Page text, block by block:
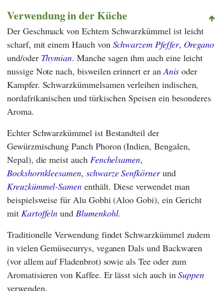
Verwendung in der Küche
Der Geschmack von Echtem Schwarzkümmel ist leicht
scharf, mit einem Hauch von Schwarzem Pfeffer, Oregano
und/oder Thymian. Manche sagen ihm auch eine leicht
nussige Note nach, bisweilen erinnert er anAnis oder
Kampfer. Schwarzkümmelsamen verleihen indischen,
nordafrikanischen und türkischen Speisen ein besonderes
Aroma.
Echter Schwarzkümmel ist Bestandteil der
Gewürzmischung Panch Phoron (Indien, Bengalen,
Nepal), die meist auch Fenchelsamen,
Bockshornkleesamen, schwarze Senfkörnerund
Kreuzkümmel-Samenenthält. Diese verwendet man
beispielsweise für Alu Gobhi (Aloo Gobi), ein Gericht
mit Kartoffeln und Blumenkohl.
Traditionelle Verwendung findet Schwarzkümmel zudem
in vielen Gemüsecurrys, veganen Dals und Backwaren
(vor allem auf Fladenbrot) sowie als Tee oder zum
Aromatisieren von Kaffee. Er lässt sich auch inSuppen
verwenden.